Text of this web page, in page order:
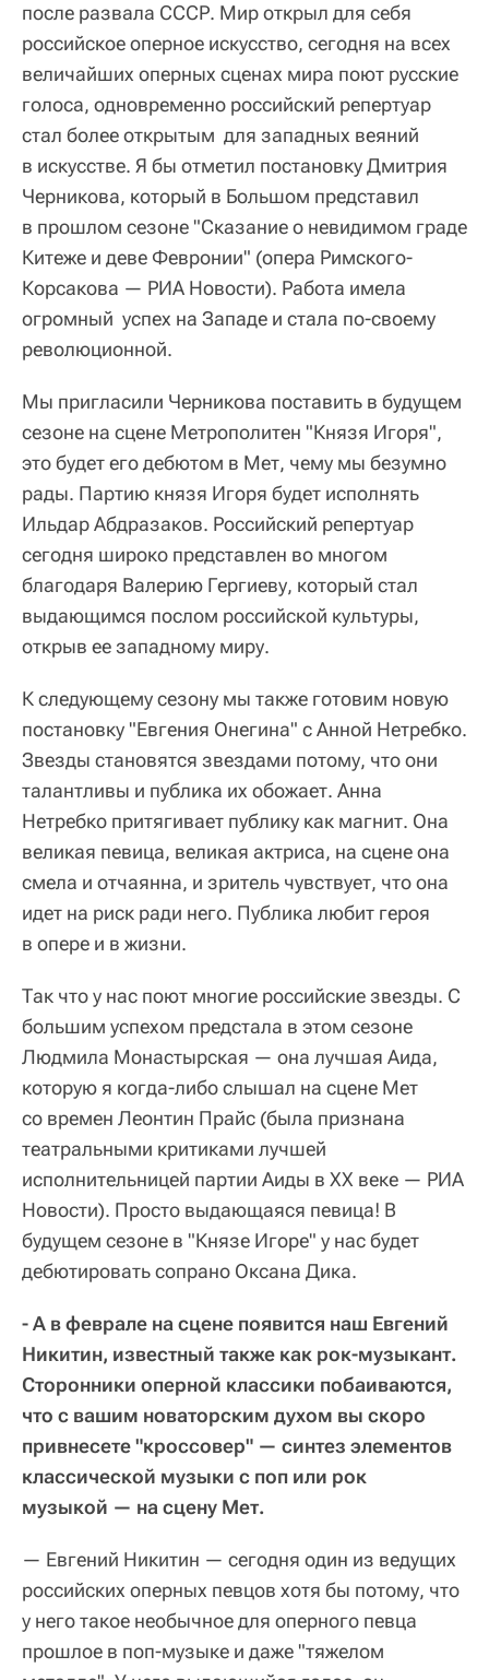
после развала СССР. Мир открыл для себя
российское оперное искусство, сегодня на всех
величайших оперных сценах мира поют русские
голоса, одновременно российский репертуар
стал более открытым для западных веяний
в искусстве. Я бы отметил постановку Дмитрия
Черникова, который в Большом представил
в прошлом сезоне "Сказание о невидимом граде
Китеже и деве Февронии" (опера Римского-
Корсакова — РИА Новости). Работа имела
огромный успех на Западе и стала по-своему
революционной.
Мы пригласили Черникова поставить в будущем
сезоне на сцене Метрополитен "Князя Игоря",
это будет его дебютом в Мет, чему мы безумно
рады. Партию князя Игоря будет исполнять
Ильдар Абдразаков. Российский репертуар
сегодня широко представлен во многом
благодаря Валерию Гергиеву, который стал
выдающимся послом российской культуры,
открыв ее западному миру.
К следующему сезону мы также готовим новую
постановку "Евгения Онегина" с Анной Нетребко.
Звезды становятся звездами потому, что они
талантливы и публика их обожает. Анна
Нетребко притягивает публику как магнит. Она
великая певица, великая актриса, на сцене она
смела и отчаянна, и зритель чувствует, что она
идет на риск ради него. Публика любит героя
в опере и в жизни.
Так что у нас поют многие российские звезды. С
большим успехом предстала в этом сезоне
Людмила Монастырская — она лучшая Аида,
которую я когда-либо слышал на сцене Мет
со времен Леонтин Прайс (была признана
театральными критиками лучшей
исполнительницей партии Аиды в XX веке — РИА
Новости). Просто выдающаяся певица! В
будущем сезоне в "Князе Игоре" у нас будет
дебютировать сопрано Оксана Дика.
- А в феврале на сцене появится наш Евгений
Никитин, известный также как рок-музыкант.
Сторонники оперной классики побаиваются,
что с вашим новаторским духом вы скоро
привнесете "кроссовер" — синтез элементов
классической музыки с поп или рок
музыкой — на сцену Мет.
— Евгений Никитин — сегодня один из ведущих
российских оперных певцов хотя бы потому, что
у него такое необычное для оперного певца
прошлое в поп-музыке и даже "тяжелом